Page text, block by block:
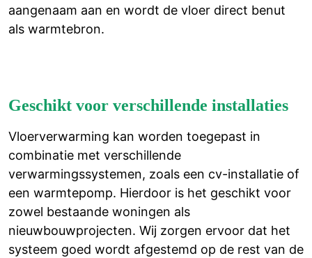
aangenaam aan en wordt de vloer direct benut
als warmtebron.
Geschikt voor verschillende installaties
Vloerverwarming kan worden toegepast in
combinatie met verschillende
verwarmingssystemen, zoals een cv-installatie of
een warmtepomp. Hierdoor is het geschikt voor
zowel bestaande woningen als
nieuwbouwprojecten. Wij zorgen ervoor dat het
systeem goed wordt afgestemd op de rest van de